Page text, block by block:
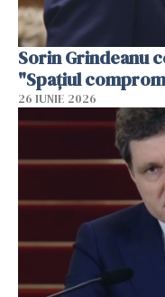
Sorin Grindeanu
"Spațiul
26 IUNIE 2026